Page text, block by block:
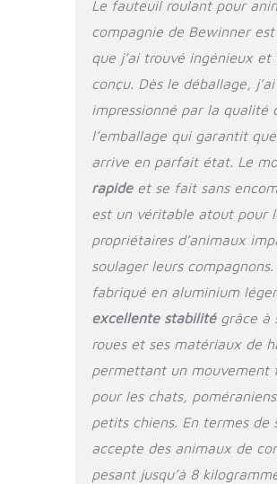
support complet est
transporter et à ranger.
la boucle sur la sangle, vous
accrocher une corde de
boucle, ce qui peut éviter la
l'animal et très pratique
roulant XXS à 2 roues,
poméranien et autres petits
vous avez des questions sur
produits lors de l'utilisation,
pas à contacter notre
24/7, 7 jours sur 7, nous
votre disposition assistant
professionnel.
Le fauteuil roulant pour
compagnie de Bewinner
que j’ai trouvé ingénieux et
conçu. Dès le déballage,
impressionné par la qualité
l’emballage qui garantit
arrive en parfait état. Le
rapideet se fait sans
est un véritable atout pour
propriétaires d’animaux
soulager leurs
fabriqué en aluminium
excellente stabilitégrâce à
roues et ses matériaux de
permettant un mouvement
pour les chats,
petits chiens. En termes de
accepte des animaux de
pesant jusqu’à 8